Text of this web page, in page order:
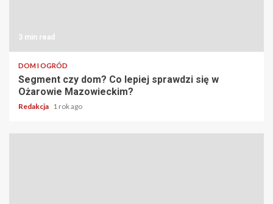
3 min read
DOM I OGRÓD
Segment czy dom? Co lepiej sprawdzi się w
Ożarowie Mazowieckim?
Redakcja 1 rok ago